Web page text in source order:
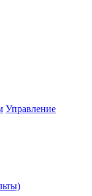
Управление